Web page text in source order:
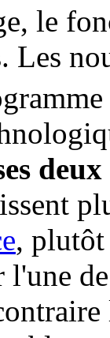
le
Les
, plutôt